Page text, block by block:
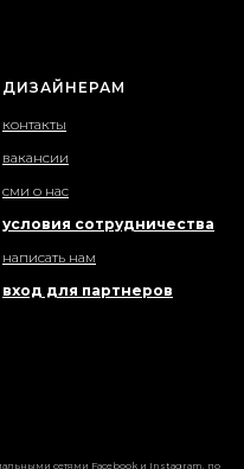
ДИЗАЙНЕРАМ
контакты
вакансии
сми о нас
условия сотрудничества
написать нам
вход для партнеров
сетями Facebook и Instagram, по